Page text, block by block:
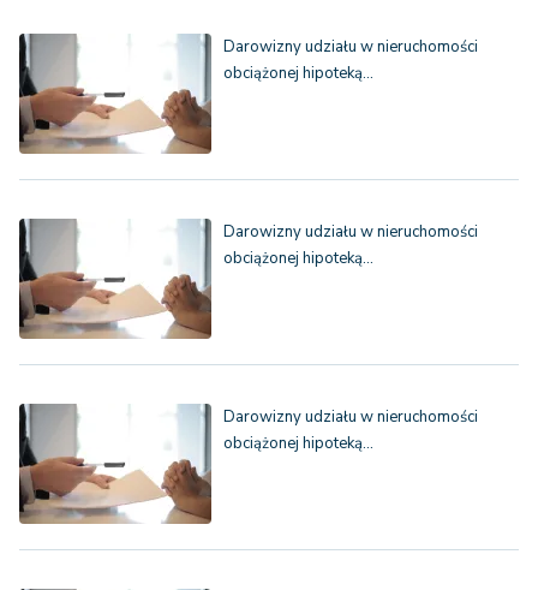
Darowizny udziału w nieruchomości
obciążonej hipoteką…
Darowizny udziału w nieruchomości
obciążonej hipoteką…
Darowizny udziału w nieruchomości
obciążonej hipoteką…